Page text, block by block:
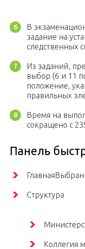
В
задание на
следственных
Из заданий,
выбор (6 и 11
положение,
правильных
Время на
сокращено с
Панель
Структура
Коллегия